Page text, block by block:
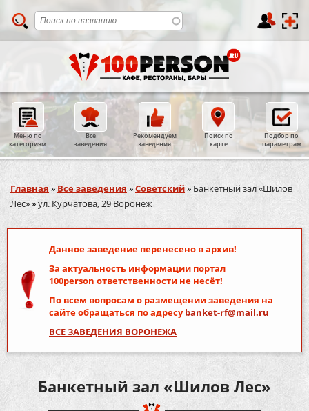
Меню по
категориям
Все
заведения
Рекомендуем
заведения
Поиск по
карте
Подбор по
параметрам
Вы здесь
Главная » Все заведения »Советский» Банкетный зал «Шилов
Лес»»ул. Курчатова, 29 Воронеж
Данное заведение перенесено в архив!
За актуальность информации портал
100person ответственности не несёт!
По всем вопросам о размещении заведения на
сайте обращаться по адресуbanket-rf@mail.ru
ВСЕ ЗАВЕДЕНИЯ ВОРОНЕЖА
Банкетный зал «Шилов Лес»